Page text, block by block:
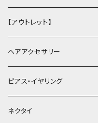
【アウトレット】
ヘアアクセサリー
ヘアクリップ
ヘッドドレス・カチューシャ
ピアス・イヤリング
ネクタイ